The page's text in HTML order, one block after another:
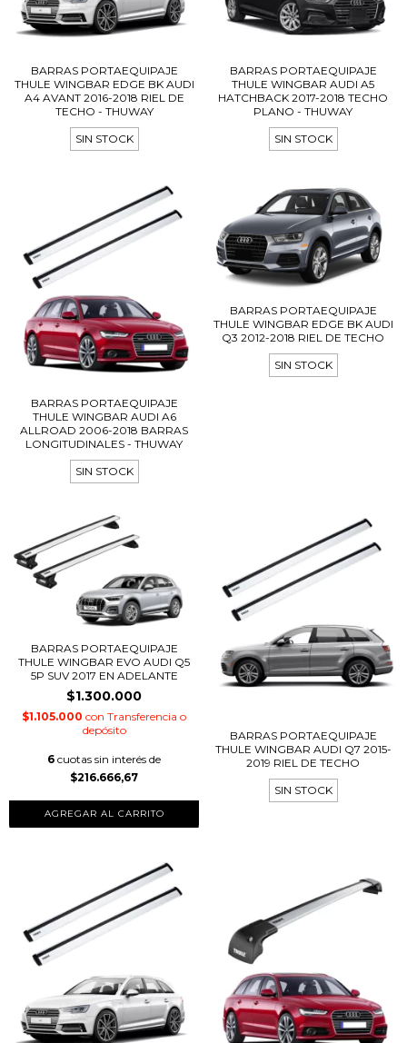
BARRAS PORTAEQUIPAJE
THULE WINGBAR EDGE BK AUDI
A4 AVANT 2016-2018 RIEL DE
TECHO - THUWAY
SIN STOCK
BARRAS PORTAEQUIPAJE
THULE WINGBAR AUDI A5
HATCHBACK 2017-2018 TECHO
PLANO - THUWAY
SIN STOCK
BARRAS PORTAEQUIPAJE
THULE WINGBAR AUDI A6
ALLROAD 2006-2018 BARRAS
LONGITUDINALES - THUWAY
SIN STOCK
BARRAS PORTAEQUIPAJE
THULE WINGBAR EDGE BK AUDI
Q3 2012-2018 RIEL DE TECHO
SIN STOCK
BARRAS PORTAEQUIPAJE
THULE WINGBAR EVO AUDI Q5
5P SUV 2017 EN ADELANTE
$1.300.000
$1.105.000 con Transferencia o
depósito
6 cuotas sin interés de
$216.666,67
BARRAS PORTAEQUIPAJE
THULE WINGBAR AUDI Q7 2015-
2019 RIEL DE TECHO
SIN STOCK